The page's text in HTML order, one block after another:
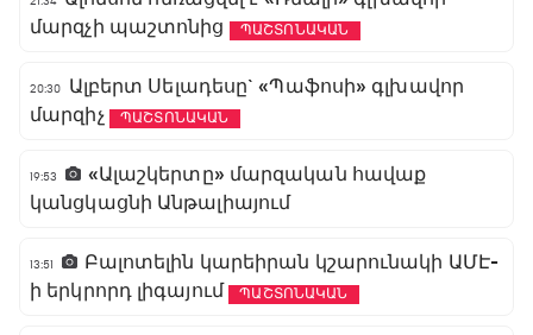
մարզչի պաշտոնից
ՊԱՇՏՈՆԱԿԱՆ
20:30
Ալբերտ Սելադեսը` «Պաֆոսի» գլխավոր
մարզիչ
ՊԱՇՏՈՆԱԿԱՆ
19:53
«Ալաշկերտը» մարզական հավաք
կանցկացնի Անթալիայում
13:51
Բալոտելին կարեիրան կշարունակի ԱՄԷ-
ի երկրորդ լիգայում
ՊԱՇՏՈՆԱԿԱՆ